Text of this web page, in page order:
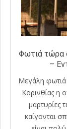
Φωτιά τώρα
–
Μεγάλη φωτιά
Κορινθίας η
καίγονται